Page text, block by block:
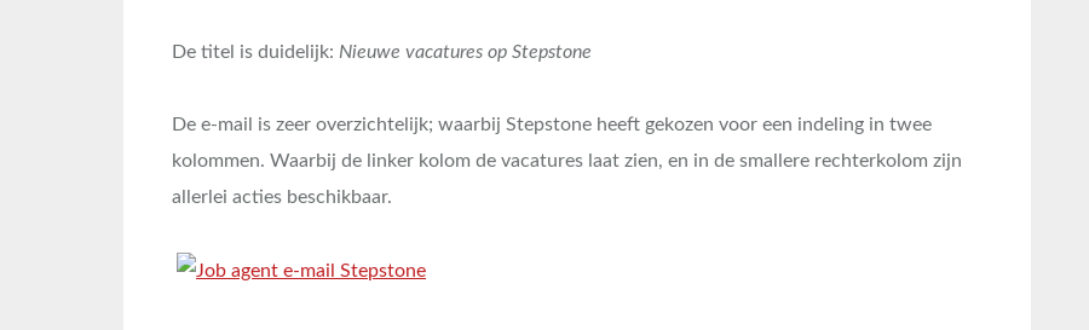
De titel is duidelijk: Nieuwe vacatures op Stepstone
De e-mail is zeer overzichtelijk; waarbij Stepstone heeft gekozen voor een indeling in twee
kolommen. Waarbij de linker kolom de vacatures laat zien, en in de smallere rechterkolom zijn
allerlei acties beschikbaar.